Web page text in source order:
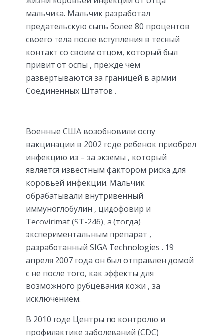
мальчика. Мальчик разработал
предательскую сыпь более 80 процентов
своего тела после вступления в тесный
контакт со своим отцом, который был
привит от оспы , прежде чем
развертываются за границей в армии
Соединенных Штатов .
Военные США возобновили оспу
вакцинации в 2002 годе ребенок приобрел
инфекцию из – за экземы , который
является известным фактором риска для
коровьей инфекции. Мальчик
обрабатывали внутривенный
иммуноглобулин , цидофовир и
Tecovirimat (ST-246), а (тогда)
экспериментальным препарат ,
разработанный SIGA Technologies . 19
апреля 2007 года он был отправлен домой
с не после того, как эффекты для
возможного рубцевания кожи , за
исключением.
В 2010 годе Центры по контролю и
профилактике заболеваний (CDC)